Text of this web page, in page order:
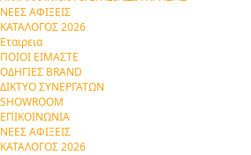
ΝΕΕΣ ΑΦΙΞΕΙΣ
ΚΑΤΑΛΟΓΟΣ 2026
Εταιρεια
ΠΟΙΟΙ ΕΙΜΑΣΤΕ
ΟΔΗΓΙΕΣ BRAND
ΔΙΚΤΥΟ ΣΥΝΕΡΓΑΤΩΝ
SHOWROOM
ΕΠΙΚΟΙΝΩΝΙΑ
ΝΕΕΣ ΑΦΙΞΕΙΣ
ΚΑΤΑΛΟΓΟΣ 2026